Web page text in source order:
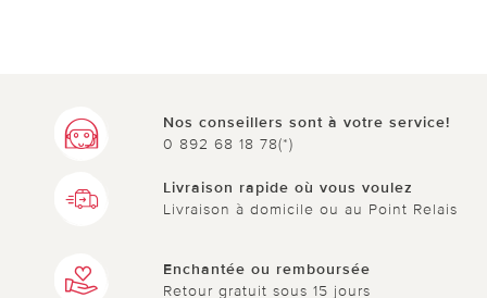
Nos conseillers sont à votre service!
0 892 68 18 78(*)
Livraison rapide où vous voulez
Livraison à domicile ou au Point Relais
Enchantée ou remboursée
Retour gratuit sous 15 jours